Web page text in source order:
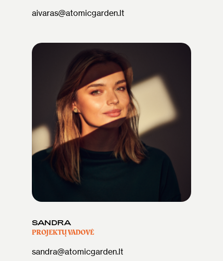
aivaras@atomicgarden.lt
SANDRA
PROJEKTŲ VADOVĖ
sandra@atomicgarden.lt